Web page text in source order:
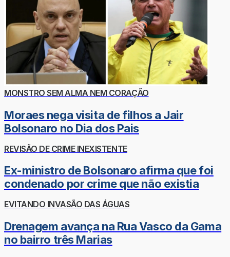
MONSTRO SEM ALMA NEM CORAÇÃO
Moraes nega visita de filhos a Jair
Bolsonaro no Dia dos Pais
REVISÃO DE CRIME INEXISTENTE
Ex-ministro de Bolsonaro afirma que foi
condenado por crime que não existia
EVITANDO INVASÃO DAS ÁGUAS
Drenagem avança na Rua Vasco da Gama
no bairro três Marias